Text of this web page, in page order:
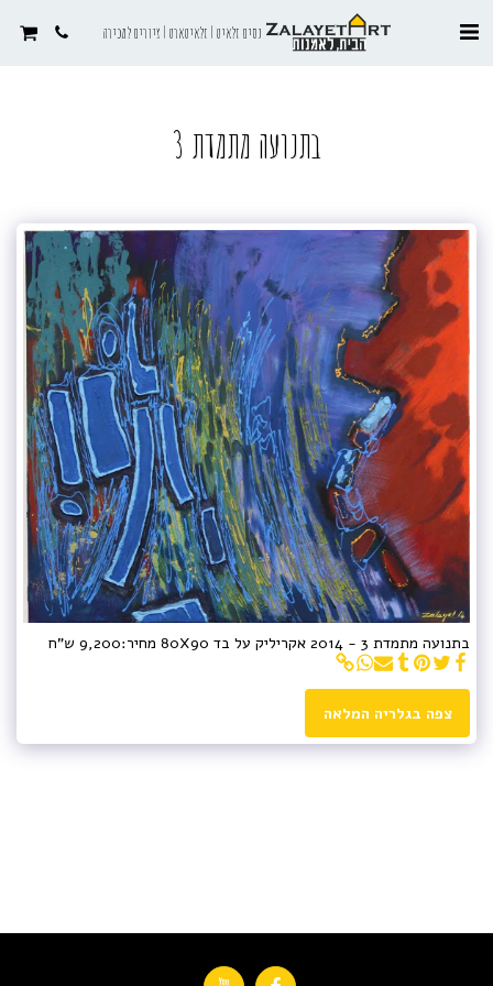
נסים זלאיט | זלאיטארט | ציורים למכירה
בתנועה מתמדת 3
בתנועה מתמדת 3 - 2014 אקריליק על בד 80X90 מחיר:9,200 ש"ח
צפה בגלריה המלאה